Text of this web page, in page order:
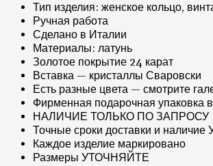
Тип изделия: женское кольцо,
Ручная работа
Сделано в Италии
Материалы: латунь
Золотое покрытие 24 карат
Вставка — кристаллы Сваровски
Есть разные цвета — смотрите
Фирменная подарочная упаковка
НАЛИЧИЕ ТОЛЬКО ПО ЗАПРОСУ
Точные сроки доставки и
Каждое изделие маркировано
Размеры УТОЧНЯЙТЕ